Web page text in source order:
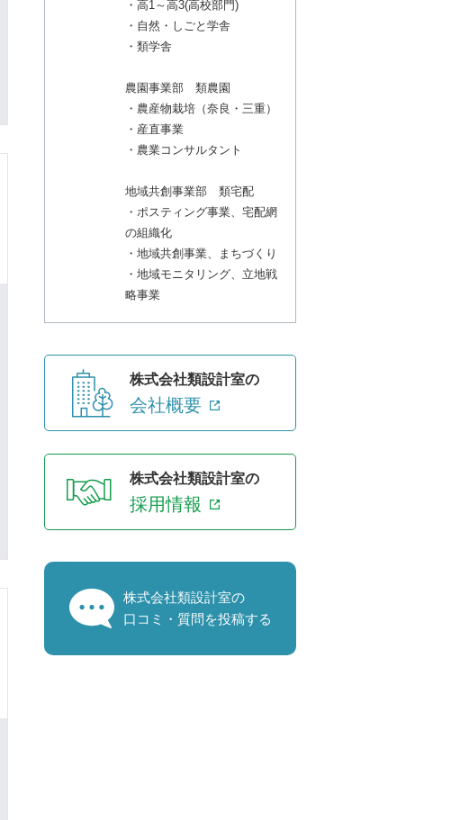
・高1～高3(高校部門)
・自然・しごと学舎
・類学舎
農園事業部 類農園
・農産物栽培（奈良・三重）
・産直事業
・農業コンサルタント
地域共創事業部 類宅配
・ポスティング事業、宅配網
の組織化
・地域共創事業、まちづくり
・地域モニタリング、立地戦
略事業
株式会社類設計室の
会社概要
株式会社類設計室の
採用情報
株式会社類設計室の
口コミ・質問を投稿する